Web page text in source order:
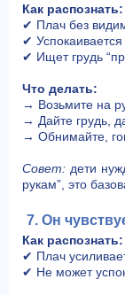
Как распознать:
✔ Плач без
✔ Успокаивается
✔ Ищет грудь
Что делать:
→ Возьмите на
→ Дайте грудь,
→ Обнимайте,
Совет: дети
рукам”, это
7. Он
Как распознать:
✔ Плач
✔ Не может